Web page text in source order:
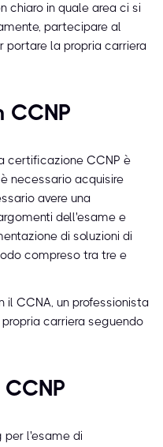
chiaro in quale area ci si
partecipare al
portare la propria carriera
CCNP
certificazione CCNP è
necessario acquisire
avere una
dell'esame e
di soluzioni di
compreso tra tre e
il CCNA, un professionista
carriera seguendo
per l'esame di